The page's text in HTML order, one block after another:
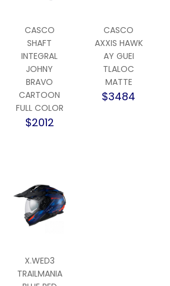
CASCO
SHAFT
INTEGRAL
JOHNY
BRAVO
CARTOON
FULL COLOR
$2012
CASCO
AXXIS HAWK
AY GUEI
TLALOC
MATTE
$3484
X.WED3
TRAILMANIA